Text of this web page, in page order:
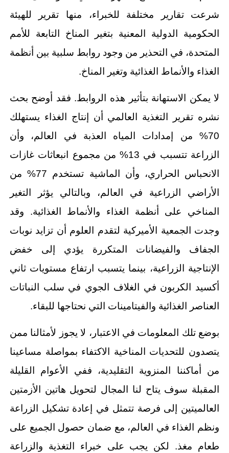
شرعت تقارير مختلفة للخبراء، منها تقرير للهيئة
الحكومية الدولية المعنية بتغير المناخ التابعة للأمم
المتحدة، في التحذير من وجود روابط سلبية بين أنظمة
الغذاء والأنماط الغذائية وتغير المناخ.
لا يمكن الاستهانة بتأثير هذه الروابط. فقد أوضح بحث
نشره تقرير التغذية العالمي أن إنتاج الغذاء يستهلك
70% من إمدادات المياه العذبة في العالم، وأن
الزراعة تتسبب في 13% من مجموع انبعاثات غازات
الانحباس الحراري، وأن الماشية تستخدم 77% من
الأراضي الزراعية في العالم، وبالتالي يؤثر التغير
المناخي على أنظمة الغذاء والأنماط الغذائية. وقد
وجدت الجمعية الأميركية لتقدم العلوم أن تزايد نوبات
الجفاف والفيضانات المتكررة يؤدي إلى خفض
الإنتاجية الزراعية، بينما يتسبب ارتفاع مستويات ثاني
أكسيد الكربون في الغلاف الجوي في سلب النباتات
العناصر الغذائية والفيتامينات التي نحتاجها للبقاء.
بوضع تلك المعلومات في الاعتبار، لا يجوز لأمثالنا ممن
يتصدون للتحديات المناخية الاكتفاء بمواصلة مساعينا
من أماكننا المنزوية التقليدية، ففي الأعوام القليلة
المقبلة سوف يتاح لنا المجال لتحويل هاتين الأزمتين
العالميتين إلى فرصة تتمثل في إعادة تشكيل الزراعة
ونظم الغذاء في العالم، مع ضمان حصول الجميع على
طعام مغذ. لكن يجب على خبراء التغذية والزراعة